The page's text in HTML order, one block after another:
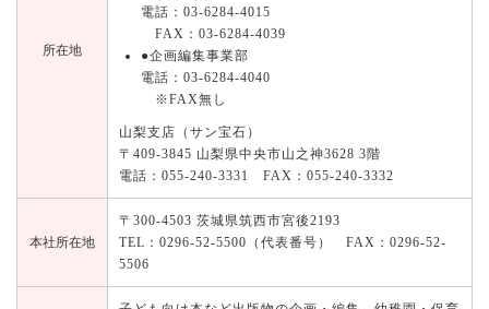
所在地
電話：03-6284-4015
FAX：03-6284-4039
●企画編集事業部
電話：03-6284-4040
※FAX無し
山梨支店（サン宝石）
〒409-3845 山梨県中央市山之神3628 3階
電話：055-240-3331 FAX：055-240-3332
本社所在地
〒300-4503 茨城県筑西市宮後2193
TEL：0296-52-5500（代表番号） FAX：0296-52-
5506